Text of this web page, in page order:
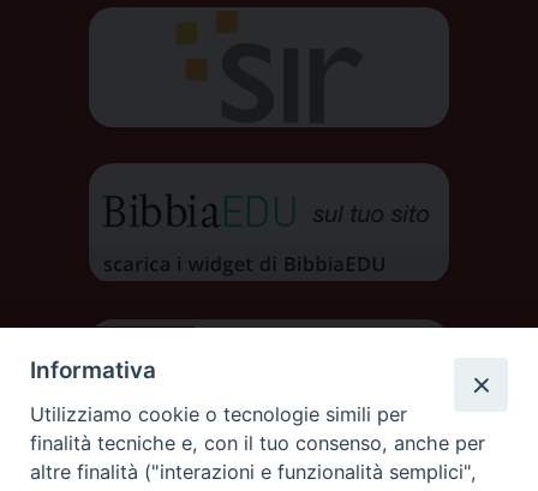
Informativa
Utilizziamo cookie o tecnologie simili per
finalità tecniche e, con il tuo consenso, anche per
altre finalità ("interazioni e funzionalità semplici",